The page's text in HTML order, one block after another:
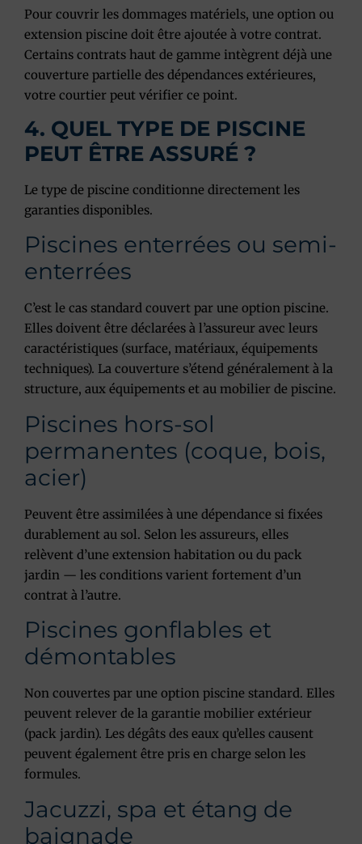
Pour couvrir les dommages matériels, une option ou
extension piscine doit être ajoutée à votre contrat.
Certains contrats haut de gamme intègrent déjà une
couverture partielle des dépendances extérieures,
votre courtier peut vérifier ce point.
4. QUEL TYPE DE PISCINE
PEUT ÊTRE ASSURÉ ?
Le type de piscine conditionne directement les
garanties disponibles.
Piscines enterrées ou semi-
enterrées
C’est le cas standard couvert par une option piscine.
Elles doivent être déclarées à l’assureur avec leurs
caractéristiques (surface, matériaux, équipements
techniques). La couverture s’étend généralement à la
structure, aux équipements et au mobilier de piscine.
Piscines hors-sol
permanentes (coque, bois,
acier)
Peuvent être assimilées à une dépendance si fixées
durablement au sol. Selon les assureurs, elles
relèvent d’une extension habitation ou du pack
jardin — les conditions varient fortement d’un
contrat à l’autre.
Piscines gonflables et
démontables
Non couvertes par une option piscine standard. Elles
peuvent relever de la garantie mobilier extérieur
(pack jardin). Les dégâts des eaux qu’elles causent
peuvent également être pris en charge selon les
formules.
Jacuzzi, spa et étang de
baignade